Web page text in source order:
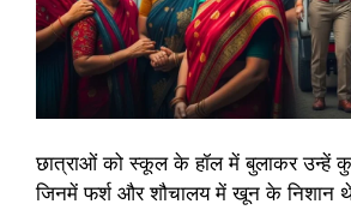
छात्राओं को स्कूल के हॉल में बुलाकर उन्हें
जिनमें फर्श और शौचालय में खून के निशान